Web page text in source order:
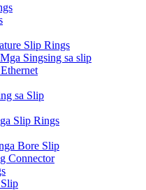
Slip Rings
Singsing sa slip
sa Slip
Slip Rings
Bore Slip
Connector